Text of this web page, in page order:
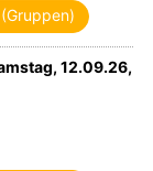
12.09.26,